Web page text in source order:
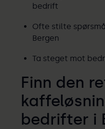
bedrift
Ofte stilte
Bergen
Ta steget mot
Finn den
bedrifter i